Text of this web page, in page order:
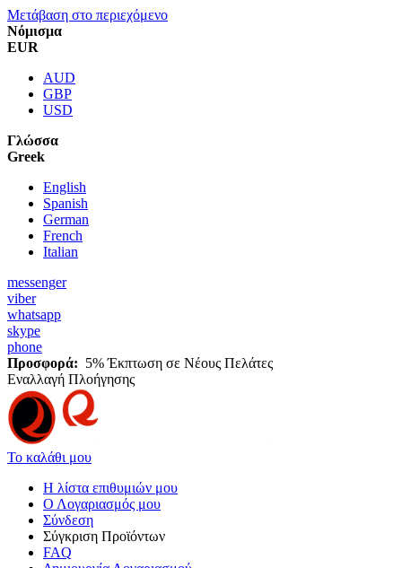
Μετάβαση στο περιεχόμενο
Νόμισμα
EUR
AUD
GBP
USD
Γλώσσα
Greek
English
Spanish
German
French
Italian
messenger
viber
whatsapp
skype
phone
Προσφορά: 5% Έκπτωση σε Νέους Πελάτες
Εναλλαγή Πλοήγησης
Το καλάθι μου
Η λίστα επιθυμιών μου
Ο Λογαριασμός μου
Σύνδεση
Σύγκριση Προϊόντων
FAQ